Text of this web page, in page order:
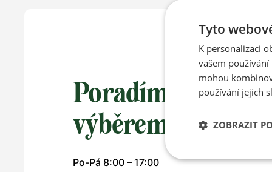
Poradíme vám s
výběrem
Po-Pá 8:00 – 17:00
Tyto
K personalizaci
vašem
mohou
používání jejich
ZOBRAZIT